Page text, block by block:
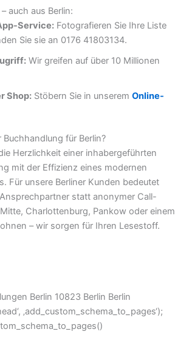
auch aus Berlin:
Service:Fotografieren Sie Ihre Liste
Sie sie an 0176 41803134.
Wir greifen auf über 10 Millionen
Shop:Stöbern Sie in unserem Online-
Buchhandlung für Berlin?
Herzlichkeit einer inhabergeführten
mit der Effizienz eines modernen
Für unsere Berliner Kunden bedeutet
statt anonymer Call-
Charlottenburg, Pankow oder einem
– wir sorgen für Ihren Lesestoff.
Berlin 10823 Berlin Berlin
‚add_custom_schema_to_pages‘);